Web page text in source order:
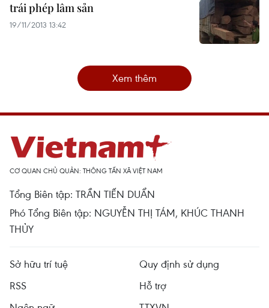
trái phép lâm sản
19/11/2013 13:42
Xem thêm
CƠ QUAN CHỦ QUẢN: THÔNG TẤN XÃ VIỆT NAM
Tổng Biên tập: TRẦN TIẾN DUẨN
Phó Tổng Biên tập: NGUYỄN THỊ TÁM, KHÚC THANH
THỦY
Sở hữu trí tuệ
Quy định sử dụng
RSS
Hỗ trợ